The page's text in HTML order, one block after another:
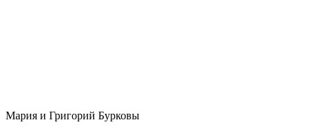
Мария и Григорий Бурковы